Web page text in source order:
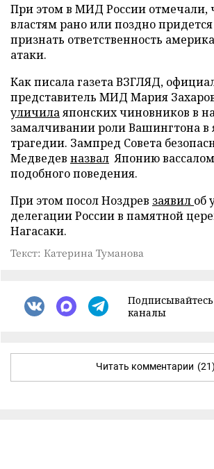
При этом в МИД России отмечали,
властям рано или поздно
признать ответственность
атаки.
Как писала газета ВЗГЛЯД,
представитель МИД Мария
уличилаяпонских чиновников в
замалчивании роли Вашингтона в
трагедии. Зампред Совета
Медведев назвал Японию
подобного поведения.
При этом посол Ноздрев заявил об
делегации России в памятной
Нагасаки.
Текст: Катерина Туманова
каналы
Читать комментарии (21)